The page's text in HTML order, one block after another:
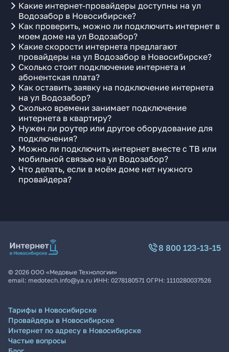
Какие интернет-провайдеры доступны на ул
Водозабор в Новосибирске?
Как проверить, можно ли подключить интернет в
моем доме на ул Водозабор?
Какие скорости интернета предлагают
провайдеры на ул Водозабор в Новосибирске?
Сколько стоит подключение интернета и
абонентская плата?
Как оставить заявку на подключение интернета
на ул Водозабор?
Сколько времени занимает подключение
интернета в квартиру?
Нужен ли роутер или другое оборудование для
подключения?
Можно ли подключить интернет вместе с ТВ или
мобильной связью на ул Водозабор?
Что делать, если в моём доме нет нужного
провайдера?
8 800 123-13-15
© 2026 ООО «Медовые Технологии»
email: medotech.info@ya.ru ИНН: 0278180571 ОГРН: 1110280037526
Тарифы в Новосибирске
Провайдеры в Новосибирске
Интернет по адресу в Новосибирске
Частые вопросы